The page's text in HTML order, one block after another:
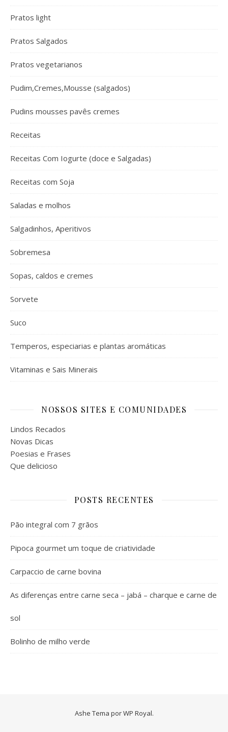
Pratos light
Pratos Salgados
Pratos vegetarianos
Pudim,Cremes,Mousse (salgados)
Pudins mousses pavês cremes
Receitas
Receitas Com Iogurte (doce e Salgadas)
Receitas com Soja
Saladas e molhos
Salgadinhos, Aperitivos
Sobremesa
Sopas, caldos e cremes
Sorvete
Suco
Temperos, especiarias e plantas aromáticas
Vitaminas e Sais Minerais
NOSSOS SITES E COMUNIDADES
Lindos Recados
Novas Dicas
Poesias e Frases
Que delicioso
POSTS RECENTES
Pão integral com 7 grãos
Pipoca gourmet um toque de criatividade
Carpaccio de carne bovina
As diferenças entre carne seca – jabá – charque e carne de
sol
Bolinho de milho verde
Ashe Tema porWP Royal.